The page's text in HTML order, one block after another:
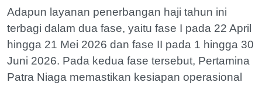
Adapun layanan penerbangan haji tahun ini
terbagi dalam dua fase, yaitu fase I pada 22 April
hingga 21 Mei 2026 dan fase II pada 1 hingga 30
Juni 2026. Pada kedua fase tersebut, Pertamina
Patra Niaga memastikan kesiapan operasional